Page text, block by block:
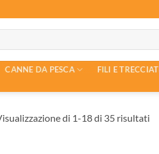
CANNE DA PESCA FILI E
di 1-18 di 35 risultati